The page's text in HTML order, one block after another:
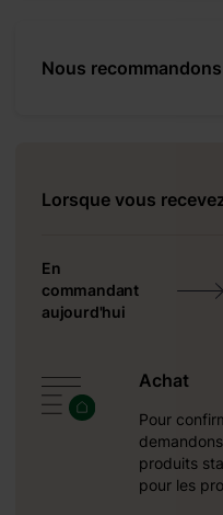
Nous
Lorsque vous
En
commandant
aujourd'hui
Achat
Pour
produits
pour les